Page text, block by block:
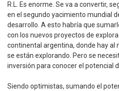
R.L. Es enorme. Se va a convertir,
en el segundo yacimiento mundial
desarrollo. A esto habría que
con los nuevos proyectos de
continental argentina, donde hay al
se están explorando. Pero se
inversión para conocer el potencial
Siendo optimistas, sumando el